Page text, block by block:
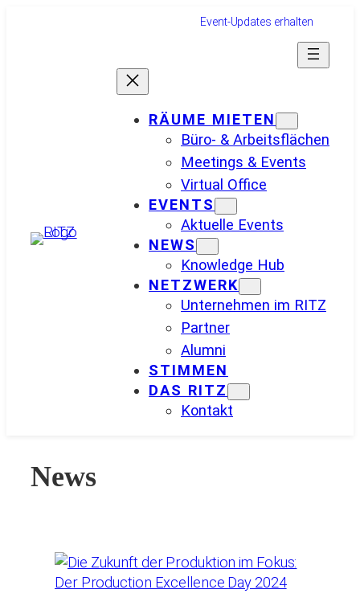
Event-Updates erhalten
RÄUME MIETEN
Büro- & Arbeitsflächen
Meetings & Events
Virtual Office
EVENTS
Aktuelle Events
NEWS
Knowledge Hub
NETZWERK
Unternehmen im RITZ
Partner
Alumni
STIMMEN
DAS RITZ
Kontakt
News